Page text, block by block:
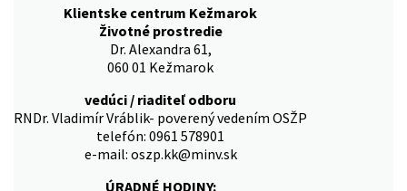
Klientske centrum Kežmarok
Životné prostredie
Dr. Alexandra 61,
060 01 Kežmarok
vedúci / riaditeľ odboru
RNDr. Vladimír Vráblik- poverený vedením OSŽP
telefón: 0961 578901
e-mail: oszp.kk@minv.sk
ÚRADNÉ HODINY: